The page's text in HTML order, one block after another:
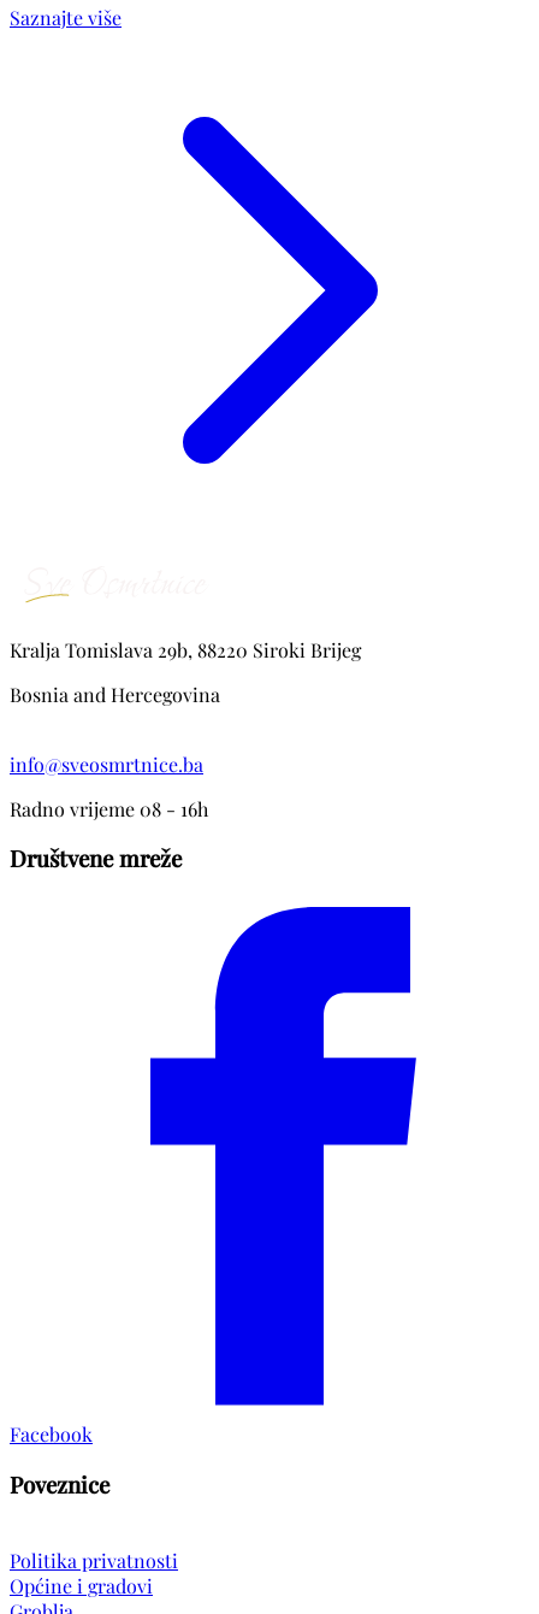
Saznajte više
Kralja Tomislava 29b, 88220 Siroki Brijeg
Bosnia and Hercegovina
info@sveosmrtnice.ba
Radno vrijeme 08 - 16h
Društvene mreže
Facebook
Poveznice
Politika privatnosti
Općine i gradovi